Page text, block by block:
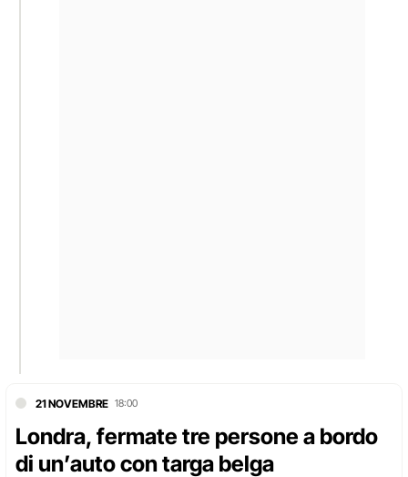
21 NOVEMBRE 18:00
Londra, fermate tre persone a bordo
di un’auto con targa belga